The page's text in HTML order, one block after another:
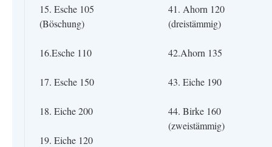
15. Esche 105
(Böschung)
16.Esche 110
17. Esche 150
18. Eiche 200
19. Eiche 120
41. Ahorn 120
(dreistämmig)
42.Ahorn 135
43. Eiche 190
44. Birke 160
(zweistämmig)